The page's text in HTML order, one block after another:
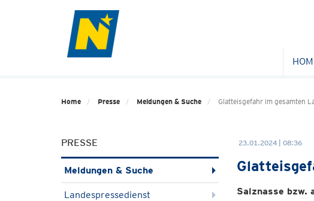
Home Presse Meldungen & Suche Glatteisgefahr im gesamten
PRESSE
Meldungen & Suche
Landespressedienst
23.01.2024 | 08:36
Salznasse bzw.